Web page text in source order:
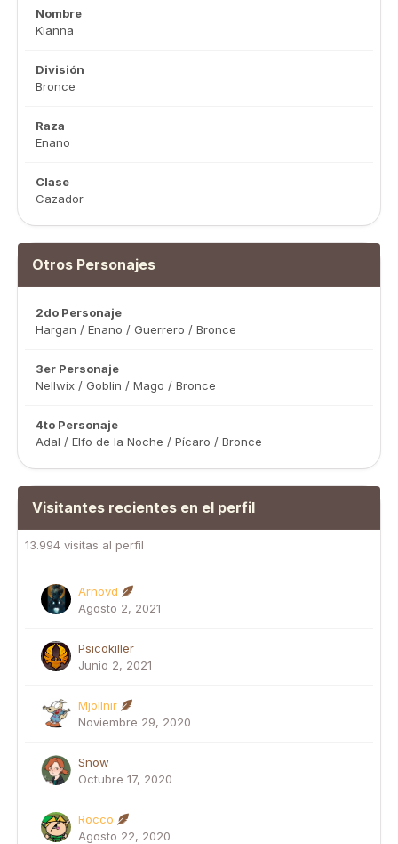
Nombre
Kianna
División
Bronce
Raza
Enano
Clase
Cazador
Otros Personajes
2do Personaje
Hargan / Enano / Guerrero / Bronce
3er Personaje
Nellwix / Goblin / Mago / Bronce
4to Personaje
Adal / Elfo de la Noche / Pícaro / Bronce
Visitantes recientes en el perfil
13.994 visitas al perfil
Arnovd
Agosto 2, 2021
Psicokiller
Junio 2, 2021
Mjollnir
Noviembre 29, 2020
Snow
Octubre 17, 2020
Rocco
Agosto 22, 2020